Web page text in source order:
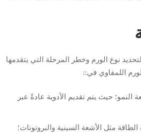
نوع الورم وخطر المرحلة التي يتقدمها
اللمفاوي في::
النمو؛ حيث يتم تقديم الأدوية عادةً عبر
مثل الأشعة السينية والبروتونات؛